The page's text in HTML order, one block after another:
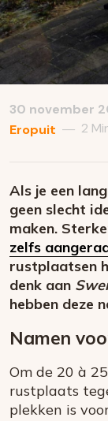
30 november
Eropuit — 2
Als je een
geen slecht
maken.
zelfs
rustplaatsen
denk aan
hebben deze
Namen
Om de 20 à
rustplaats
plekken is